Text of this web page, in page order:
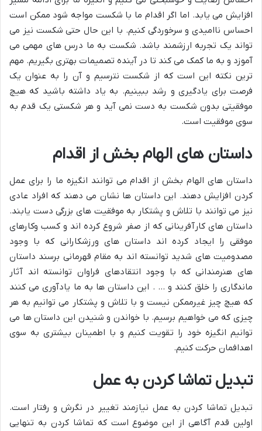
افزایش می یابد. اما اگر اقدام ما با شکست مواجه شود ممکن است
احساس ناامیدی و سرخوردگی کنیم. با این حال حتی شکست نیز می
تواند یک تجربه ارزشمند باشد. شکست به ما درس های مهمی می
آموزد و به ما کمک می کند تا در آینده تصمیمات بهتری بگیریم. مهم
ترین نکته این است که از شکست نترسیم و آن را به عنوان یک
فرصت برای یادگیری و رشد ببینیم. به یاد داشته باشید که هیچ
موفقیتی بدون شکست به دست نمی آید و هر شکستی یک قدم به
سوی موفقیت است.
داستان های الهام بخش از اقدام
داستان های الهام بخش از اقدام می توانند انگیزه ما را برای عمل
کردن افزایش دهند. این داستان ها نشان می دهند که افراد عادی
نیز می توانند با تلاش و پشتکار به موفقیت های بزرگی دست یابند.
داستان های کارآفرینانی که از صفر شروع کرده اند و کسب وکارهای
موفقی را ایجاد کرده اند داستان های ورزشکارانی که با وجود
مصدومیت های شدید توانسته اند به مقام قهرمانی برسند داستان
های هنرمندانی که با وجود انتقادهای فراوان توانسته اند آثار
ماندگاری را خلق کنند و … . این داستان ها به ما یادآوری می کنند
که هیچ چیز غیرممکن نیست و با تلاش و پشتکار می توانیم به هر
چیزی که می خواهیم برسیم. با خواندن و شنیدن این داستان ها می
توانیم انگیزه خود را تقویت کنیم و با اطمینان بیشتری به سوی
اهدافمان حرکت کنیم.
تبدیل تماشا کردن به عمل
تبدیل تماشا کردن به عمل نیازمند تغییر در نگرش و رفتار است.
اولین قدم آگاهی از این موضوع است که تماشا کردن به تنهایی